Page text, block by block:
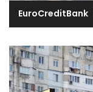
EuroCreditBank